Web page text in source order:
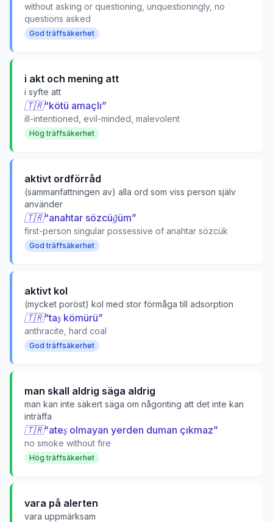
without asking or questioning, unquestioningly, no
questions asked
God träffsäkerhet
i akt och mening att
i syfte att
🇹🇷“kötü amaçlı”
ill-intentioned, evil-minded, malevolent
Hög träffsäkerhet
aktivt ordförråd
(sammanfattningen av) alla ord som viss person själv
använder
🇹🇷“anahtar sözcüğüm”
first-person singular possessive of anahtar sözcük
God träffsäkerhet
aktivt kol
(mycket poröst) kol med stor förmåga till adsorption
🇹🇷“taş kömürü”
anthracite, hard coal
God träffsäkerhet
man skall aldrig säga aldrig
man kan inte säkert säga om någonting att det inte kan
inträffa
🇹🇷“ateş olmayan yerden duman çıkmaz”
no smoke without fire
Hög träffsäkerhet
vara på alerten
vara uppmärksam